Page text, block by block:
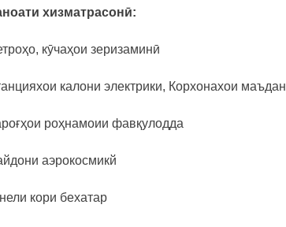
хизматрасонӣ:
кӯчаҳои зеризаминӣ
калони электрики, Корхонахои маъдан
роҳнамоии фавқулодда
аэрокосмикй
кори бехатар